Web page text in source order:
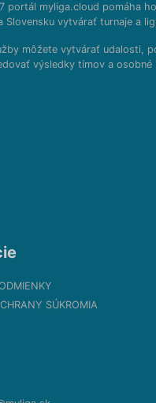
portál myliga.cloud pomáha
Slovensku vytvárať turnaje a
môžete vytvárať udalosti,
výsledky tímov a osobné
SÚKROMIA